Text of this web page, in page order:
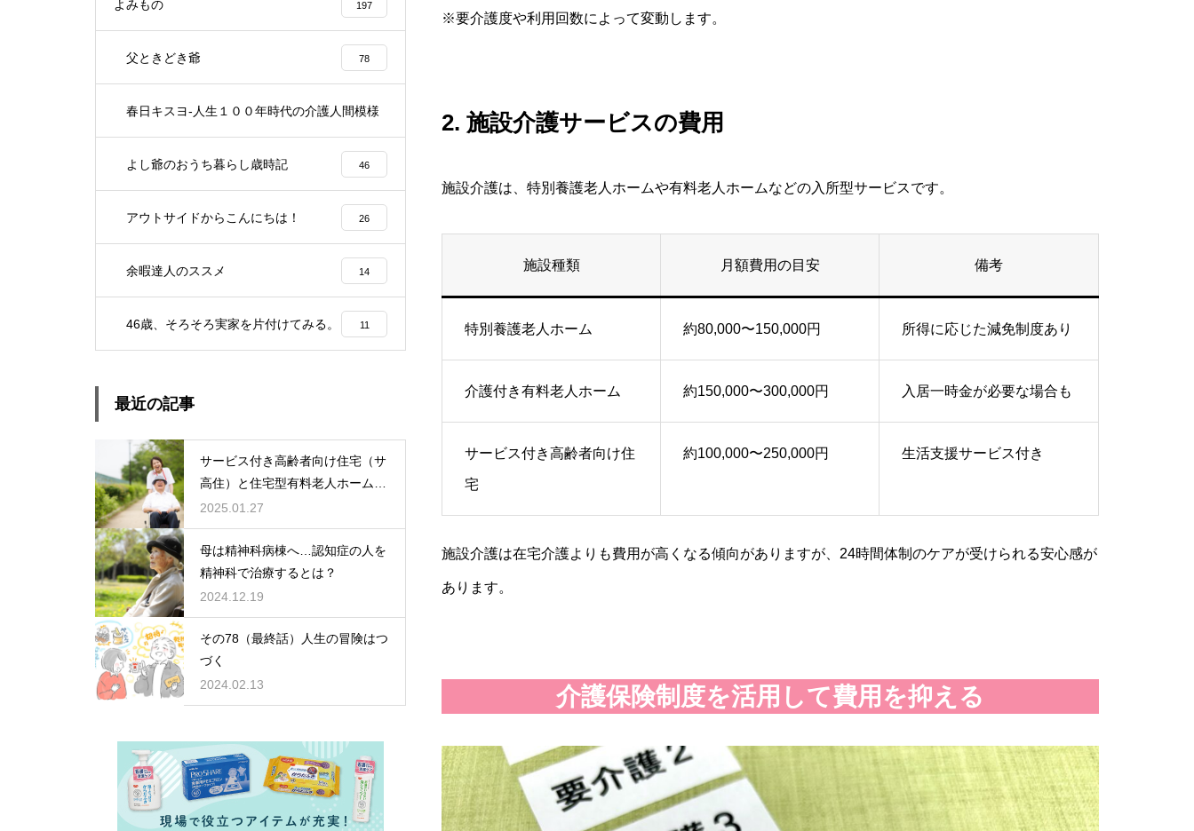
※要介護度や利用回数によって変動します。
2. 施設介護サービスの費用
施設介護は、特別養護老人ホームや有料老人ホームなどの入所型サービスです。
施設種類 月額費用の目安 備考
特別養護老人ホーム 約80,000〜150,000円 所得に応じた減免制度あり
介護付き有料老人ホーム 約150,000〜300,000円 入居一時金が必要な場合も
サービス付き高齢者向け住
宅
約100,000〜250,000円 生活支援サービス付き
施設介護は在宅介護よりも費用が高くなる傾向がありますが、24時間体制のケアが受けられる安心感が
あります。
介護保険制度を活用して費用を抑える
よみもの 197
父ときどき爺 78
春日キスヨ-人生１００年時代の介護人間模様
よし爺のおうち暮らし歳時記 46
アウトサイドからこんにちは！ 26
余暇達人のススメ 14
46歳、そろそろ実家を片付けてみる。 11
最近の記事
サービス付き高齢者向け住宅（サ
高住）と住宅型有料老人ホーム：
どちらを選ぶ？
2025.01.27
母は精神科病棟へ…認知症の人を
精神科で治療するとは？
2024.12.19
その78（最終話）人生の冒険はつ
づく
2024.02.13